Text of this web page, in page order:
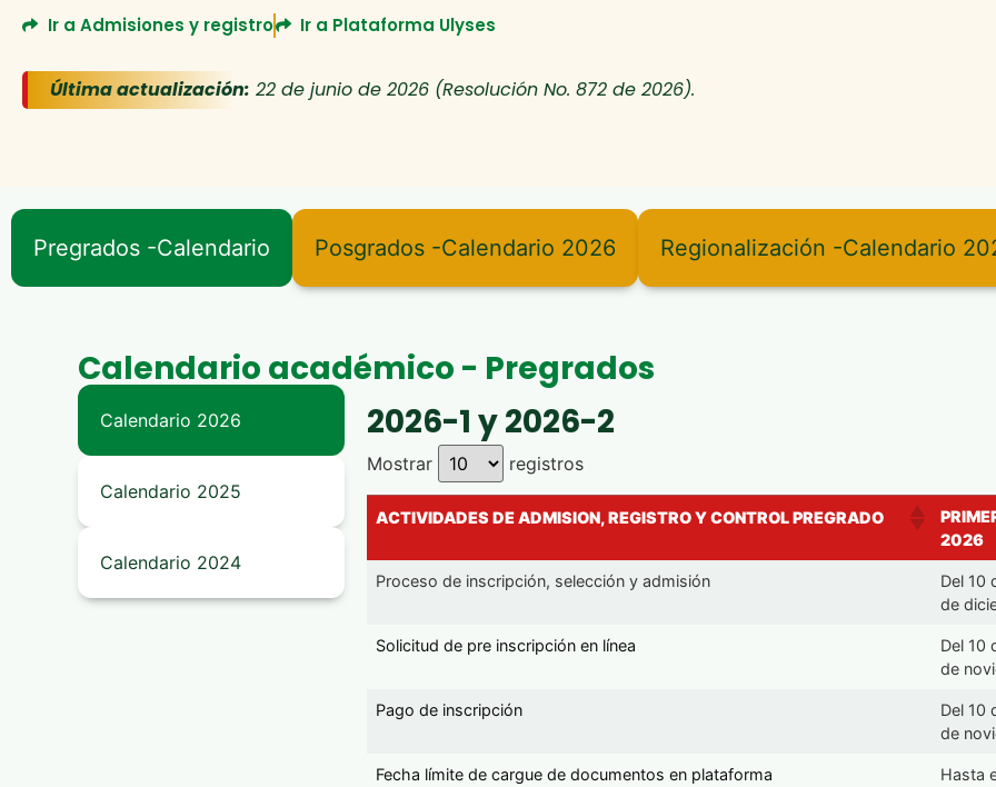
Ir a Admisiones y registro Ir a Plataforma Ulyses
Última actualización: 22 de junio de 2026 (Resolución No. 872 de 2026).
Pregrados -Calendario Posgrados -Calendario 2026 Regionalización -Calendario
Calendario académico - Pregrados
Calendario 2026
Calendario 2025
Calendario 2024
2026-1 y 2026-2
Mostrar registros
ACTIVIDADES DE ADMISION, REGISTRO Y CONTROL PREGRADO
2026
Proceso de inscripción, selección y admisión
Del 10
de
Solicitud de pre inscripción en línea
Del 10
de
Pago de inscripción
Del 10
de
Fecha límite de cargue de documentos en plataforma
Hasta